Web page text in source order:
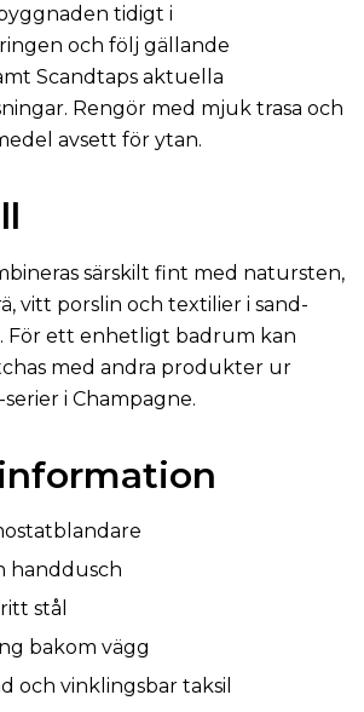
tidigt i
och följ gällande
Scandtaps aktuella
Rengör med mjuk trasa och
avsett för ytan.
särskilt fint med natursten,
vitt porslin och textilier i sand-
För ett enhetligt badrum kan
med andra produkter ur
i Champagne.
handdusch
stål
bakom vägg
och vinklingsbar taksil